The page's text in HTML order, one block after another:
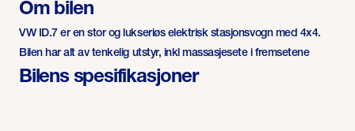
Om bilen
VW ID.7 er en stor og lukseriøs elektrisk stasjonsvogn med 4x4.
Bilen har alt av tenkelig utstyr, inkl massasjesete i fremsetene
Bilens spesifikasjoner